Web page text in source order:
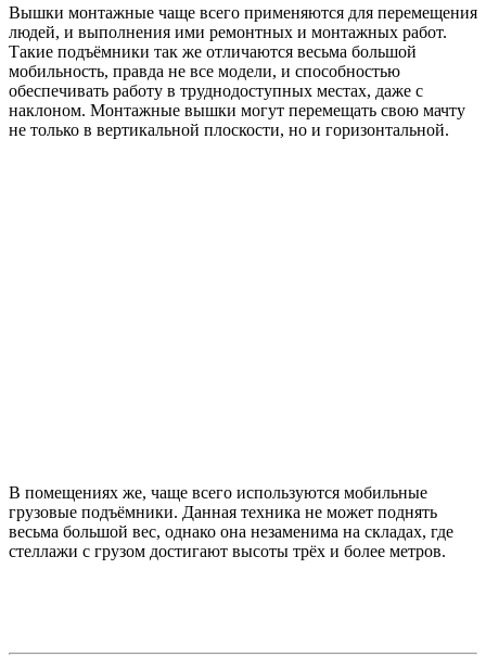
Вышки монтажные чаще всего применяются для перемещения
людей, и выполнения ими ремонтных и монтажных работ.
Такие подъёмники так же отличаются весьма большой
мобильность, правда не все модели, и способностью
обеспечивать работу в труднодоступных местах, даже с
наклоном. Монтажные вышки могут перемещать свою мачту
не только в вертикальной плоскости, но и горизонтальной.
В помещениях же, чаще всего используются мобильные
грузовые подъёмники. Данная техника не может поднять
весьма большой вес, однако она незаменима на складах, где
стеллажи с грузом достигают высоты трёх и более метров.